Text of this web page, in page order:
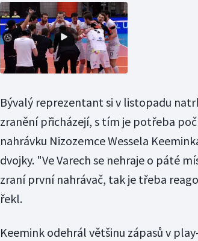
Bývalý reprezentant si v listopadu
zranění přicházejí, s tím je potřeba
nahrávku Nizozemce Wessela
dvojky. "Ve Varech se nehraje o páté
zraní první nahrávač, tak je třeba
řekl.
Keemink odehrál většinu zápasů v